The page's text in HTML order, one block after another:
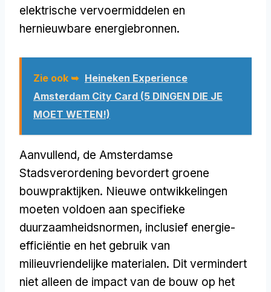
elektrische vervoermiddelen en
hernieuwbare energiebronnen.
Zie ook ➥ Heineken Experience
Amsterdam City Card (5 DINGEN DIE JE
MOET WETEN!)
Aanvullend, de Amsterdamse
Stadsverordening bevordert groene
bouwpraktijken. Nieuwe ontwikkelingen
moeten voldoen aan specifieke
duurzaamheidsnormen, inclusief energie-
efficiëntie en het gebruik van
milieuvriendelijke materialen. Dit vermindert
niet alleen de impact van de bouw op het